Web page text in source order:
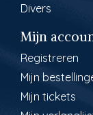
Divers
Mijn
Registreren
Mijn
Mijn tickets